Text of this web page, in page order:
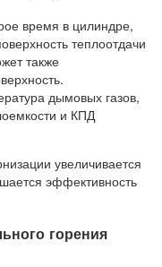
время в цилиндре,
теплоотдачи
также
дымовых газов,
и КПД
увеличивается
эффективность
горения